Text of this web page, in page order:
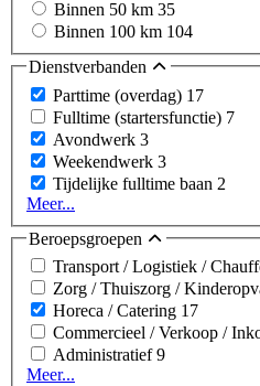
Binnen 50 km 35
Binnen 100 km 104
Dienstverbanden
Parttime (overdag) 17
Fulltime (startersfunctie) 7
Avondwerk 3
Weekendwerk 3
Tijdelijke fulltime baan 2
Meer...
Beroepsgroepen
Transport / Logistiek /
Zorg / Thuiszorg /
Horeca / Catering 17
Commercieel / Verkoop /
Administratief9
Meer...